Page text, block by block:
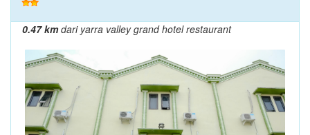
0.47 kmdari yarra valley grand hotel restaurant